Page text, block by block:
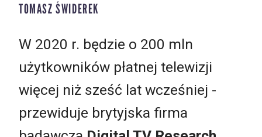
TOMASZ ŚWIDEREK
W 2020 r. będzie o 200 mln
użytkowników płatnej telewizji
więcej niż sześć lat wcześniej -
przewiduje brytyjska firma